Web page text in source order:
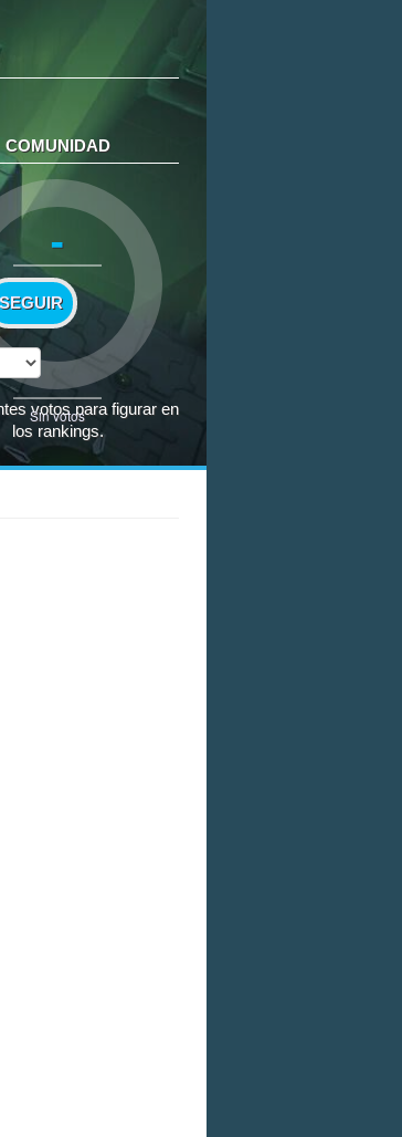
COMUNIDAD
-
SEGUIR
Sin votos
votos para figurar en
los rankings.